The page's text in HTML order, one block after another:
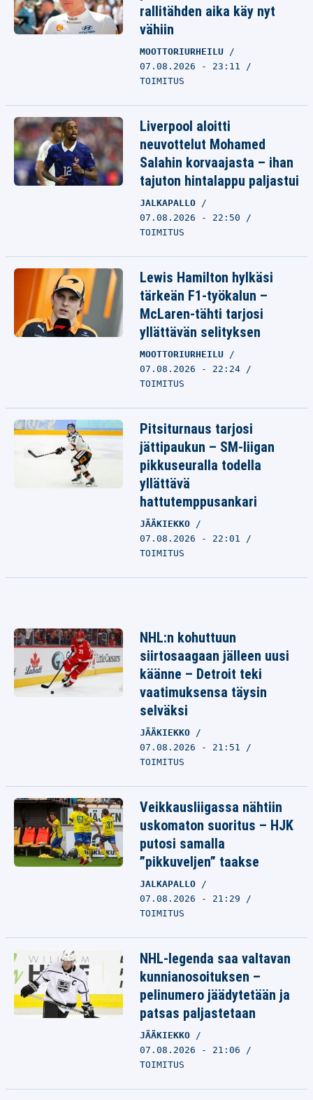
rallitähden aika käy nyt
vähiin
MOOTTORIURHEILU
07.08.2026 - 23:11
TOIMITUS
Liverpool aloitti
neuvottelut Mohamed
Salahin korvaajasta – ihan
tajuton hintalappu paljastui
JALKAPALLO
07.08.2026 - 22:50
TOIMITUS
Lewis Hamilton hylkäsi
tärkeän F1-työkalun –
McLaren-tähti tarjosi
yllättävän selityksen
MOOTTORIURHEILU
07.08.2026 - 22:24
TOIMITUS
Pitsiturnaus tarjosi
jättipaukun – SM-liigan
pikkuseuralla todella
yllättävä
hattutemppusankari
JÄÄKIEKKO
07.08.2026 - 22:01
TOIMITUS
NHL:n kohuttuun
siirtosaagaan jälleen uusi
käänne – Detroit teki
vaatimuksensa täysin
selväksi
JÄÄKIEKKO
07.08.2026 - 21:51
TOIMITUS
Veikkausliigassa nähtiin
uskomaton suoritus – HJK
putosi samalla
”pikkuveljen” taakse
JALKAPALLO
07.08.2026 - 21:29
TOIMITUS
NHL-legenda saa valtavan
kunnianosoituksen –
pelinumero jäädytetään ja
patsas paljastetaan
JÄÄKIEKKO
07.08.2026 - 21:06
TOIMITUS